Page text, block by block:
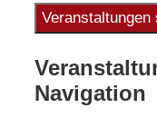
Veranstaltungen
Navigation